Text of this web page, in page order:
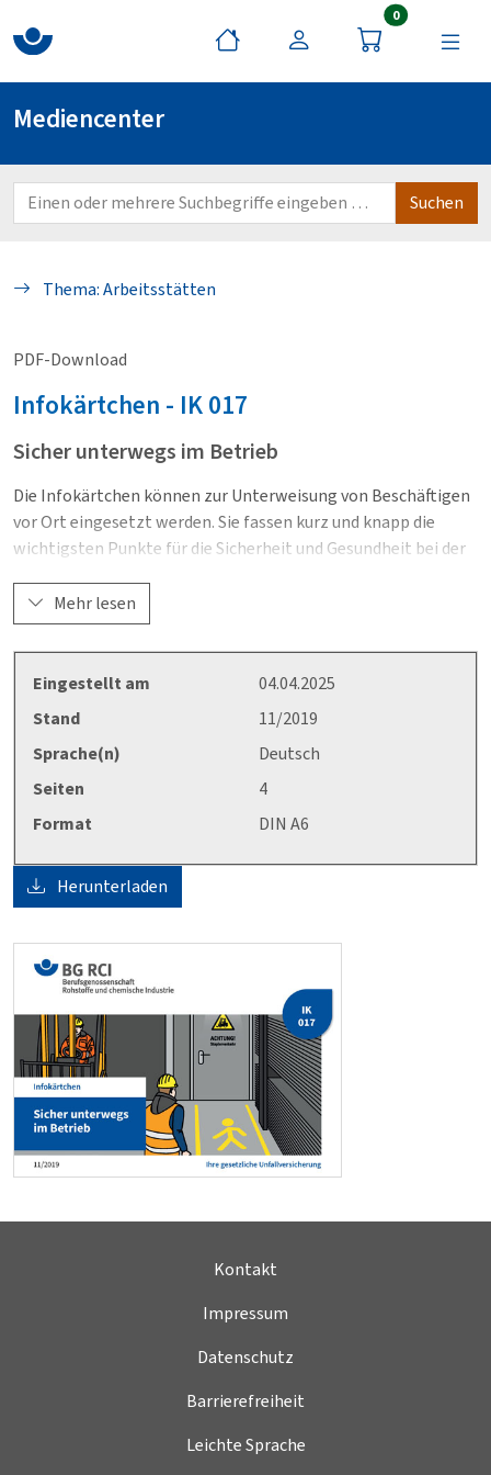
0Artikel im
Mediencenter
Thema: Arbeitsstätten
PDF-Download
Infokärtchen - IK017
Sicher unterwegs im Betrieb
Die Infokärtchen können zur Unterweisung von Beschäftigen
vor Ort eingesetzt werden. Sie fassen kurz und knapp die
wichtigsten Punkte für die Sicherheit und Gesundheit bei der
verfügbar. Ursprünglich wurden die Infokärtchen in der BAUZ
veröffentlicht.
Mehr lesen
Eingestellt am
04.04.2025
Stand
11/2019
Sprache(n)
Deutsch
Seiten
4
Format
DIN A6
Herunterladen
Kontakt
Impressum
Datenschutz
Barrierefreiheit
Leichte Sprache